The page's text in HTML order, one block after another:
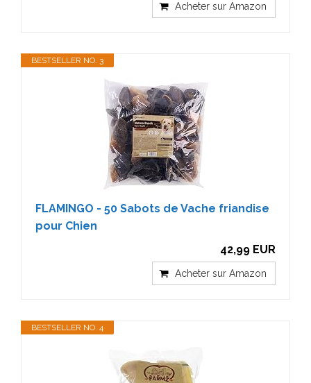
Acheter sur Amazon
BESTSELLER NO. 3
FLAMINGO - 50 Sabots de Vache friandise
pour Chien
42,99 EUR
Acheter sur Amazon
BESTSELLER NO. 4